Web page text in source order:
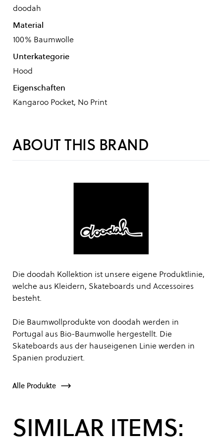
doodah
Material
100% Baumwolle
Unterkategorie
Hood
Eigenschaften
Kangaroo Pocket, No Print
ABOUT THIS BRAND
Die doodah Kollektion ist unsere eigene Produktlinie,
welche aus Kleidern, Skateboards und Accessoires
besteht.
Die Baumwollprodukte von doodah werden in
Portugal aus Bio-Baumwolle hergestellt. Die
Skateboards aus der hauseigenen Linie werden in
Spanien produziert.
Alle Produkte
SIMILAR ITEMS: